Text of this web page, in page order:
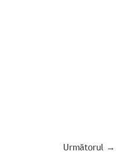
Următorul →